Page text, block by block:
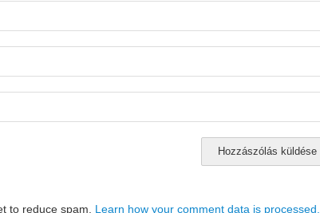
to reduce spam. Learn how your comment data is processed.